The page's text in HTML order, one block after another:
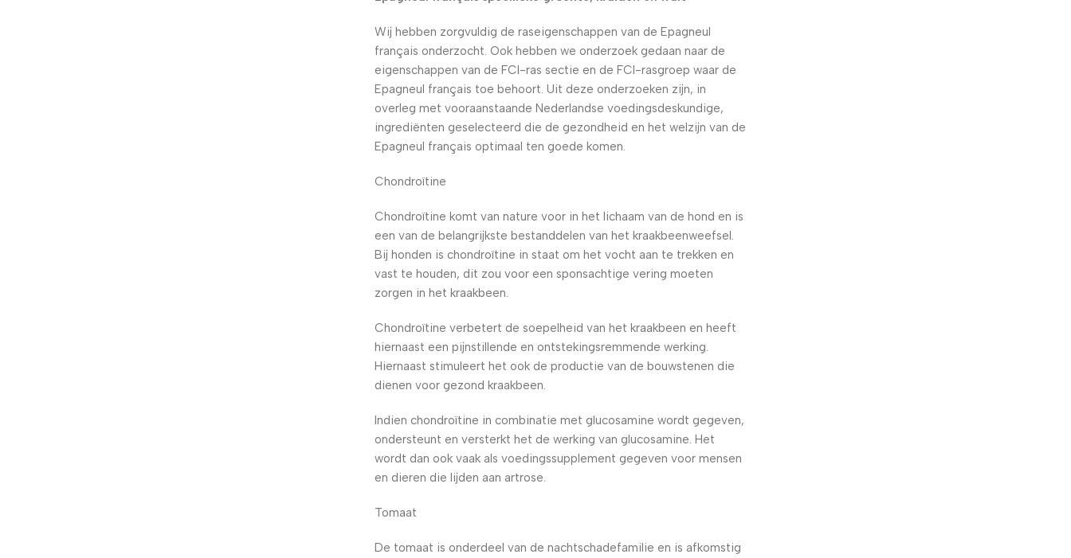
Wij hebben zorgvuldig de raseigenschappen van de Epagneul
français onderzocht. Ook hebben we onderzoek gedaan naar de
eigenschappen van de FCI-ras sectie en de FCI-rasgroep waar de
Epagneul français toe behoort. Uit deze onderzoeken zijn, in
overleg met vooraanstaande Nederlandse voedingsdeskundige,
ingrediënten geselecteerd die de gezondheid en het welzijn van de
Epagneul français optimaal ten goede komen.
Chondroïtine
Chondroïtine komt van nature voor in het lichaam van de hond en is
een van de belangrijkste bestanddelen van het kraakbeenweefsel.
Bij honden is chondroïtine in staat om het vocht aan te trekken en
vast te houden, dit zou voor een sponsachtige vering moeten
zorgen in het kraakbeen.
Chondroïtine verbetert de soepelheid van het kraakbeen en heeft
hiernaast een pijnstillende en ontstekingsremmende werking.
Hiernaast stimuleert het ook de productie van de bouwstenen die
dienen voor gezond kraakbeen.
Indien chondroïtine in combinatie met glucosamine wordt gegeven,
ondersteunt en versterkt het de werking van glucosamine. Het
wordt dan ook vaak als voedingssupplement gegeven voor mensen
en dieren die lijden aan artrose.
Tomaat
De tomaat is onderdeel van de nachtschadefamilie en is afkomstig